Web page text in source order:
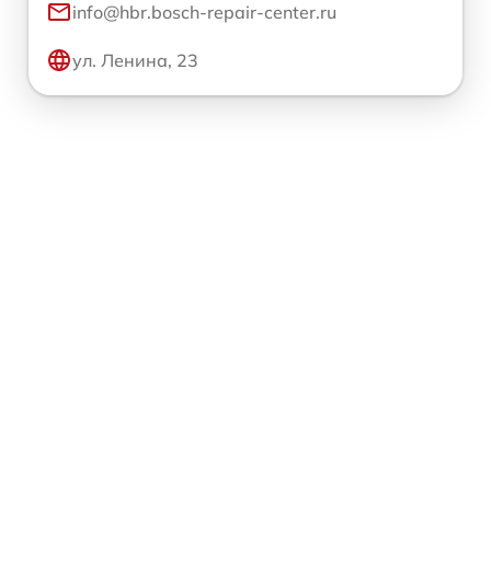
info@hbr.bosch-repair-center.ru
ул. Ленина, 23